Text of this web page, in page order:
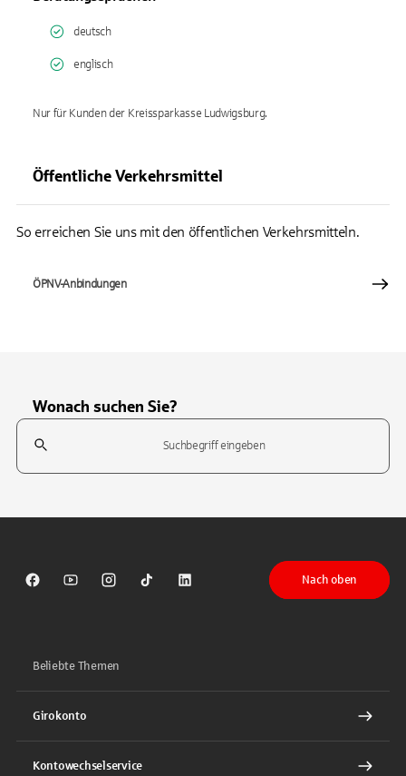
deutsch
englisch
Nur für Kunden der Kreissparkasse Ludwigsburg.
Öffentliche Verkehrsmittel
So erreichen Sie uns mit den öffentlichen Verkehrsmitteln.
ÖPNV-Anbindungen
Wonach suchen Sie?
Suchfeld
Sparkasse auf Facebook
Sparkasse auf Youtube
Sparkasse auf Instagram
Sparkasse auf TikTok
Sparkasse auf LinkedIn
Nach oben
Beliebte Themen
Girokonto
Kontowechselservice